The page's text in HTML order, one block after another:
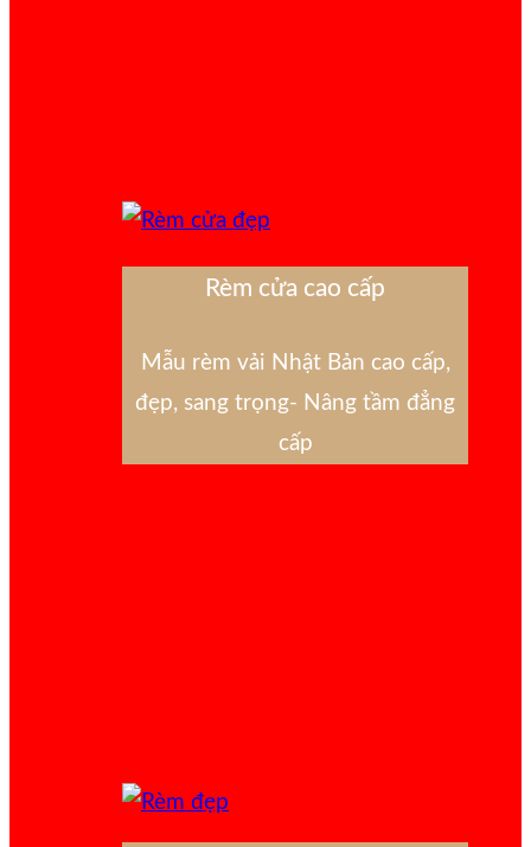
Rèm cửa cao cấp
Mẫu rèm vải Nhật Bản cao cấp,
đẹp, sang trọng- Nâng tầm đẳng
cấp